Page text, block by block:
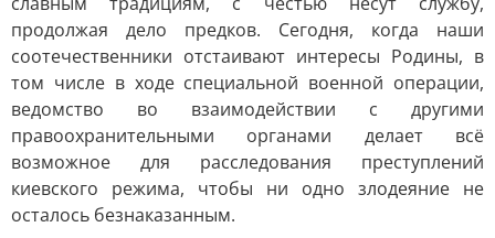
продолжая дело предков. Сегодня, когда наши
соотечественники отстаивают интересы Родины, в
том числе в ходе специальной военной операции,
ведомство во взаимодействии с другими
правоохранительными органами делает всё
возможное для расследования преступлений
киевского режима, чтобы ни одно злодеяние не
осталось безнаказанным.